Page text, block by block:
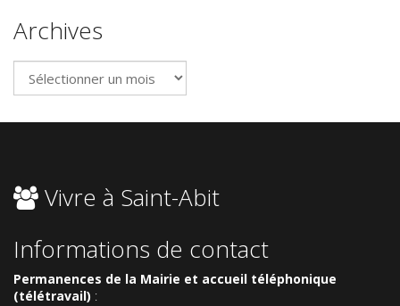
Archives
Archives
Vivre à Saint-Abit
Informations de contact
Permanences de la Mairie et accueil téléphonique
(télétravail) :